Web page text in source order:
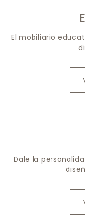
El mobiliario
Dale la